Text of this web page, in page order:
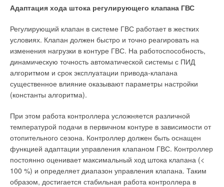
Адаптация хода штока регулирующего клапана ГВС
Регулирующий клапан в системе ГВС работает в жестких
условиях. Клапан должен быстро и точно реагировать на
изменения нагрузки в контуре ГВС. На работоспособность,
динамическую точность автоматической системы с ПИД
алгоритмом и срок эксплуатации привода-клапана
существенное влияние оказывают параметры настройки
(константы алгоритма).
При этом работа контроллера усложняется различной
температурой подачи в первичном контуре в зависимости от
отопительного сезона. Контроллер должен быть оснащен
функцией адаптации управления клапаном ГВС. Контроллер
постоянно оценивает максимальный ход штока клапана (<
100 %) и определяет диапазон управления клапана. Таким
образом, достигается стабильная работа контроллера в